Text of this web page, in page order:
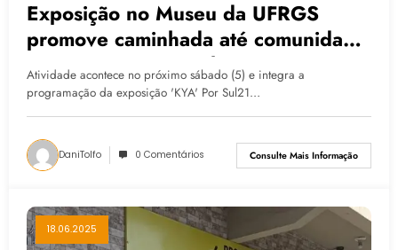
Exposição no Museu da UFRGS
promove caminhada até comunidade
Guarani em Porto Alegre
Atividade acontece no próximo sábado (5) e integra a
programação da exposição 'KYA' Por Sul21…
DaniTolfo 0 Comentários Consulte Mais Informação
18.06.2025